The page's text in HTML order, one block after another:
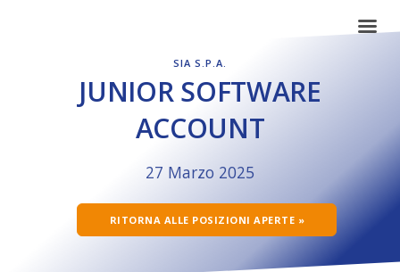
SIA S.P.A.
JUNIOR SOFTWARE
ACCOUNT
27 Marzo 2025
RITORNA ALLE POSIZIONI APERTE »